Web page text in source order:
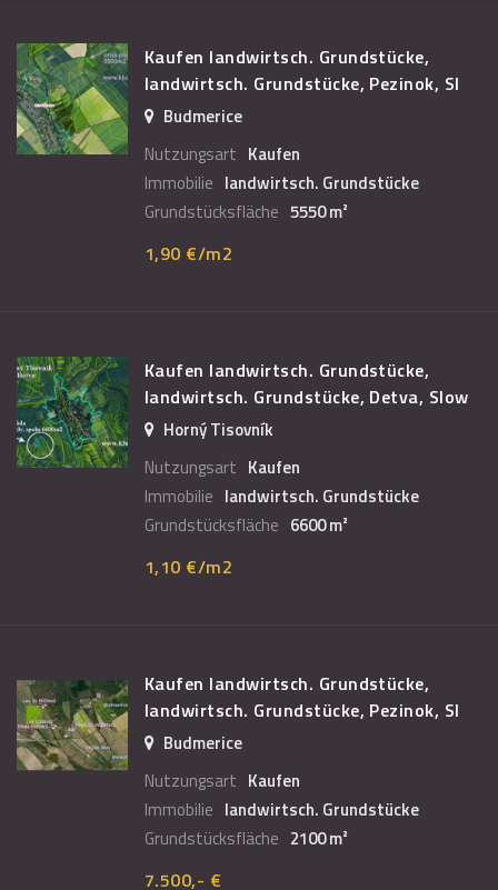
Kaufen landwirtsch. Grundstücke,
landwirtsch. Grundstücke, Pezinok, Sl
Budmerice
Nutzungsart Kaufen
Immobilie landwirtsch. Grundstücke
Grundstücksfläche 5550 m²
1,90 €/m2
Kaufen landwirtsch. Grundstücke,
landwirtsch. Grundstücke, Detva, Slow
Horný Tisovník
Nutzungsart Kaufen
Immobilie landwirtsch. Grundstücke
Grundstücksfläche 6600 m²
1,10 €/m2
Kaufen landwirtsch. Grundstücke,
landwirtsch. Grundstücke, Pezinok, Sl
Budmerice
Nutzungsart Kaufen
Immobilie landwirtsch. Grundstücke
Grundstücksfläche 2100 m²
7.500,- €